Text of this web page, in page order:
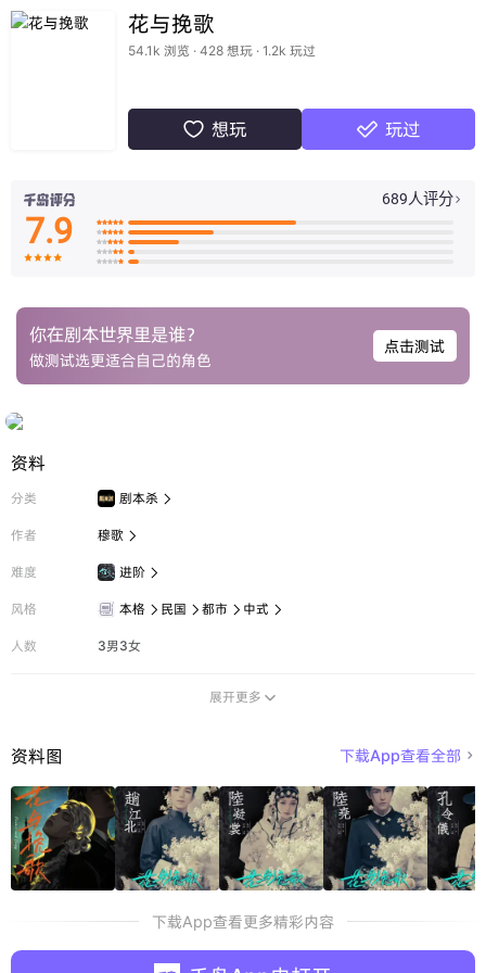
花与挽歌
54.1k 浏览 · 428 想玩 · 1.2k 玩过
 想玩  玩过
689人评分 
7.9 




你在剧本世界里是谁？
做测试选更适合自己的角色
点击测试
资料
分类 剧本杀 
作者 穆歌 
难度 进阶 
风格 本格  民国  都市  中式 
人数 3男3女
展开更多 
资料图 下载App查看全部 
下载App查看更多精彩内容